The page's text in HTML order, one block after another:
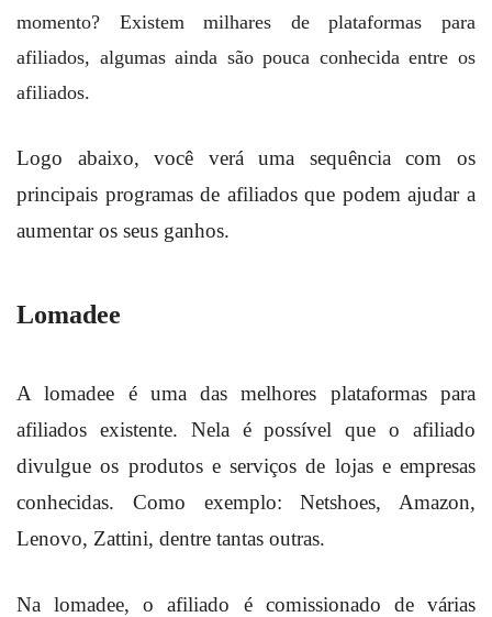
momento? Existem milhares de plataformas para
afiliados, algumas ainda são pouca conhecida entre os
afiliados.
Logo abaixo, você verá uma sequência com os
principais programas de afiliados que podem ajudar a
aumentar os seus ganhos.
Lomadee
A lomadee é uma das melhores plataformas para
afiliados existente. Nela é possível que o afiliado
divulgue os produtos e serviços de lojas e empresas
conhecidas. Como exemplo: Netshoes, Amazon,
Lenovo, Zattini, dentre tantas outras.
Na lomadee, o afiliado é comissionado de várias